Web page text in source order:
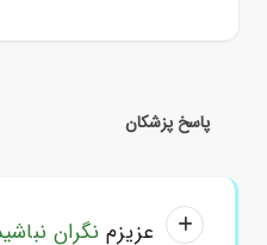
پاسخ پزشکان
عزیزم نگران